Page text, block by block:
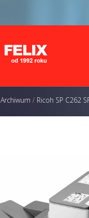
Archiwum / Ricoh SP C262